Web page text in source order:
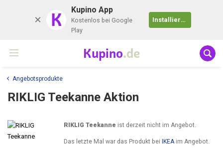
K Kupino App
Kostenlos bei Google
Play
Installieren
Kupino.de
Angebotsprodukte
RIKLIG Teekanne Aktion
RIKLIG Teekanne ist derzeit nicht im Angebot.
Das letzte Mal war das Produkt bei IKEAim Angebot.